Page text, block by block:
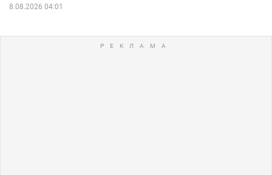
8.08.2026 04:01